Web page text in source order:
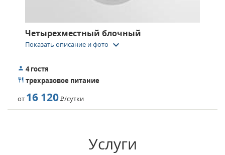
Четырехместный блочный
Показать описание и фото keyboard_arrow_down
4 гостя
трехразовое питание
от 16 120Р/сутки
Услуги